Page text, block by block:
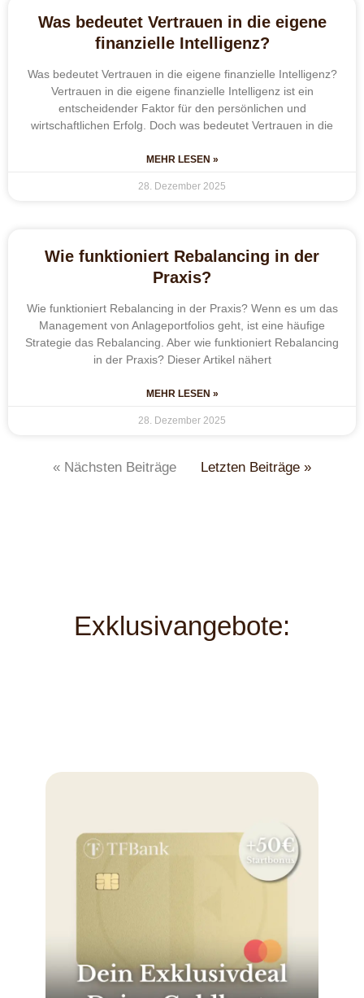
Was bedeutet Vertrauen in die eigene
finanzielle Intelligenz?
Was bedeutet Vertrauen in die eigene finanzielle Intelligenz?
Vertrauen in die eigene finanzielle Intelligenz ist ein
entscheidender Faktor für den persönlichen und
wirtschaftlichen Erfolg. Doch was bedeutet Vertrauen in die
MEHR LESEN »
28. Dezember 2025
Wie funktioniert Rebalancing in der
Praxis?
Wie funktioniert Rebalancing in der Praxis? Wenn es um das
Management von Anlageportfolios geht, ist eine häufige
Strategie das Rebalancing. Aber wie funktioniert Rebalancing
in der Praxis? Dieser Artikel nähert
MEHR LESEN »
28. Dezember 2025
« Nächsten Beiträge Letzten Beiträge »
Exklusivangebote: